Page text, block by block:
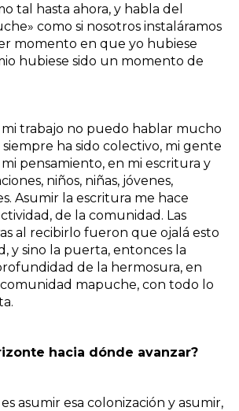
tal hasta ahora, y habla del
como si nosotros instaláramos
momento en que yo hubiese
hubiese sido un momento de
trabajo no puedo hablar mucho
ha sido colectivo, mi gente
pensamiento, en mi escritura y
niños, niñas, jóvenes,
Asumir la escritura me hace
de la comunidad. Las
al recibirlo fueron que ojalá esto
y sino la puerta, entonces la
de la hermosura, en
mapuche, con todo lo
hacia dónde avanzar?
asumir esa colonización y asumir,